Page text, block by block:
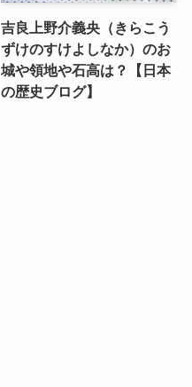
吉良上野介義央（きらこう
ずけのすけよしなか）のお
城や領地や石高は？【日本
の歴史ブログ】